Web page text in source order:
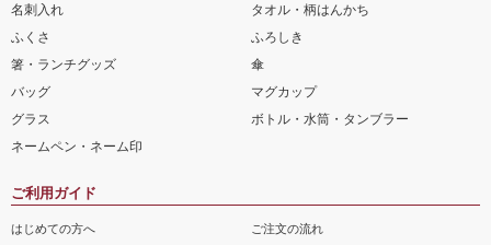
名刺入れ
タオル・柄はんかち
ふくさ
ふろしき
箸・ランチグッズ
傘
バッグ
マグカップ
グラス
ボトル・水筒・タンブラー
ネームペン・ネーム印
ご利用ガイド
はじめての方へ
ご注文の流れ